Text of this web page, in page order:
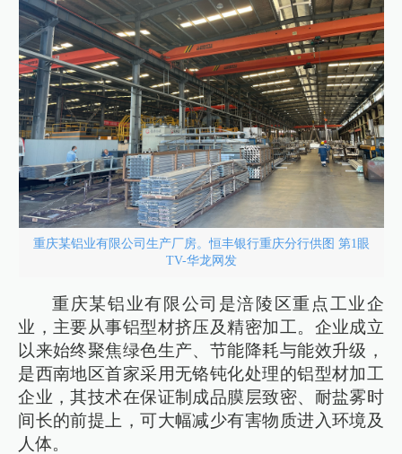
重庆某铝业有限公司生产厂房。恒丰银行重庆分行供图 第1眼
TV-华龙网发
重庆某铝业有限公司是涪陵区重点工业企
业，主要从事铝型材挤压及精密加工。企业成立
以来始终聚焦绿色生产、节能降耗与能效升级，
是西南地区首家采用无铬钝化处理的铝型材加工
企业，其技术在保证制成品膜层致密、耐盐雾时
间长的前提上，可大幅减少有害物质进入环境及
人体。